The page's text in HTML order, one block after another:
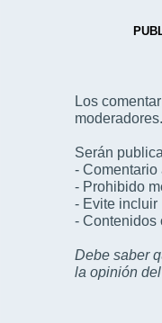
Los
moderadores.
Serán
- Comentario
- Prohibido
- Evite incluir
- Contenidos
Debe saber
la opinión